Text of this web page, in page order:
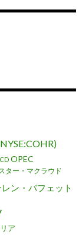
OPEC
ター・マクラウド
ン・バフェット
ア